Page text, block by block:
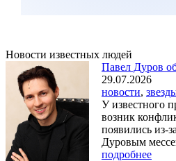
Новости известных людей
Павел Дуров
29.07.2026
новости,
У известного
возник
появились из-
Дуровым
подробнее